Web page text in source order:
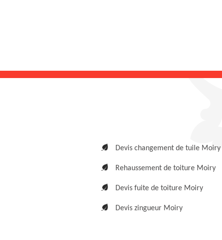
Devis changement de tuile Moiry
Rehaussement de toiture Moiry
Devis fuite de toiture Moiry
Devis zingueur Moiry